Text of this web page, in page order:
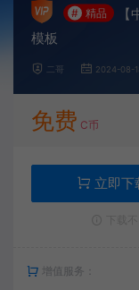
# 精品
【
模板
二哥 2024-08-
免费 C币
立即下
增值服务：